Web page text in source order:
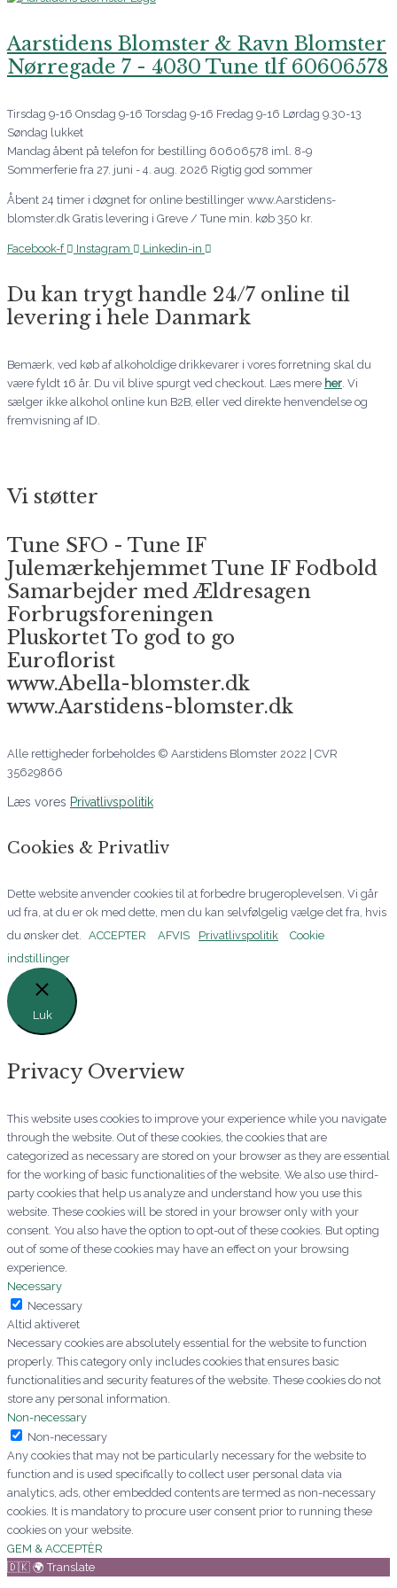
Aarstidens Blomster & Ravn Blomster
Nørregade 7 - 4030 Tune tlf 60606578
Tirsdag 9-16 Onsdag 9-16 Torsdag 9-16 Fredag 9-16 Lørdag 9.30-13
Søndag lukket
Mandag åbent på telefon for bestilling 60606578 iml. 8-9
Sommerferie fra 27. juni - 4. aug. 2026 Rigtig god sommer
Åbent 24 timer i døgnet for online bestillinger www.Aarstidens-
blomster.dk Gratis levering i Greve / Tune min. køb 350 kr.
Facebook-f Instagram Linkedin-in
Du kan trygt handle 24/7 online til
levering i hele Danmark
Bemærk, ved køb af alkoholdige drikkevarer i vores forretning skal du
være fyldt 16 år. Du vil blive spurgt ved checkout. Læs mere her. Vi
sælger ikke alkohol online kun B2B, eller ved direkte henvendelse og
fremvisning af ID.
Vi støtter
Tune SFO - Tune IF
Julemærkehjemmet Tune IF Fodbold
Samarbejder med Ældresagen
Forbrugsforeningen
Pluskortet To god to go
Euroflorist
www.Abella-blomster.dk
www.Aarstidens-blomster.dk
Alle rettigheder forbeholdes © Aarstidens Blomster 2022 | CVR
35629866
Læs vores Privatlivspolitik
Cookies & Privatliv
Dette website anvender cookies til at forbedre brugeroplevelsen. Vi går
ud fra, at du er ok med dette, men du kan selvfølgelig vælge det fra, hvis
du ønsker det.
ACCEPTER AFVIS Privatlivspolitik
Cookie
indstillinger
Luk
Privacy Overview
This website uses cookies to improve your experience while you navigate
through the website. Out of these cookies, the cookies that are
categorized as necessary are stored on your browser as they are essential
for the working of basic functionalities of the website. We also use third-
party cookies that help us analyze and understand how you use this
website. These cookies will be stored in your browser only with your
consent. You also have the option to opt-out of these cookies. But opting
out of some of these cookies may have an effect on your browsing
experience.
Necessary
Necessary
Altid aktiveret
Necessary cookies are absolutely essential for the website to function
properly. This category only includes cookies that ensures basic
functionalities and security features of the website. These cookies do not
store any personal information.
Non-necessary
Non-necessary
Any cookies that may not be particularly necessary for the website to
function and is used specifically to collect user personal data via
analytics, ads, other embedded contents are termed as non-necessary
cookies. It is mandatory to procure user consent prior to running these
cookies on your website.
GEM & ACCEPTÈR
🇩🇰 🌍 Translate